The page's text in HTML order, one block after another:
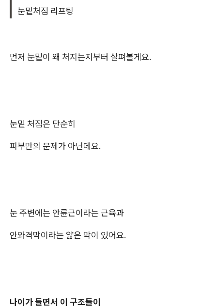
눈밑처짐 리프팅
먼저 눈밑이 왜 처지는지부터 살펴볼게요.
눈밑 처짐은 단순히
피부만의 문제가 아닌데요.
눈 주변에는 안륜근이라는 근육과
안와격막이라는 얇은 막이 있어요.
나이가 들면서 이 구조들이